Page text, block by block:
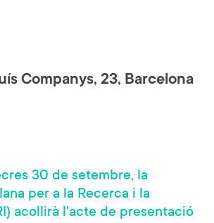
Companys, 23, Barcelona
30 de setembre, la
per a la Recerca i la
acollirà l'acte de presentació